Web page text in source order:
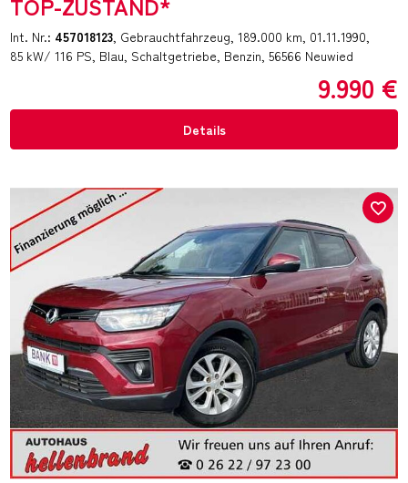
Int. Nr.: 457018123 Gebrauchtfahrzeug 189.000 km 01.11.1990
85 kW/ 116 PS Blau Schaltgetriebe Benzin 56566 Neuwied
9.990 €
Details